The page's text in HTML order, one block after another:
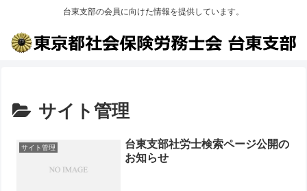
台東支部の会員に向けた情報を提供しています。
サイト管理
サイト管理
台東支部社労士検索ページ公開の
お知らせ